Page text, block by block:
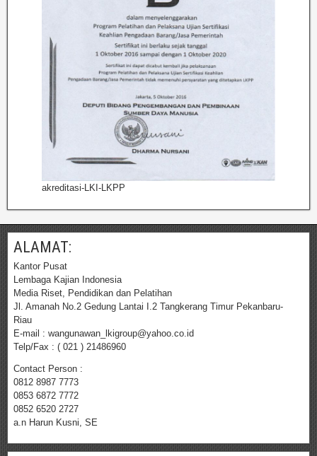
akreditasi-LKI-LKPP
ALAMAT:
Kantor Pusat
Lembaga Kajian Indonesia
Media Riset, Pendidikan dan Pelatihan
Jl. Amanah No.2 Gedung Lantai I.2 Tangkerang Timur Pekanbaru-
Riau
E-mail : wangunawan_lkigroup@yahoo.co.id
Telp/Fax : ( 021 ) 21486960
Contact Person :
0812 8987 7773
0853 6872 7772
0852 6520 2727
a.n Harun Kusni, SE